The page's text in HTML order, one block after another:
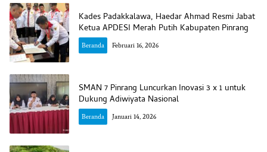
Kades Padakkalawa, Haedar Ahmad Resmi Jabat
Ketua APDESI Merah Putih Kabupaten Pinrang
Beranda Februari 16, 2026
SMAN 7 Pinrang Luncurkan Inovasi 3 x 1 untuk
Dukung Adiwiyata Nasional
Beranda Januari 14, 2026